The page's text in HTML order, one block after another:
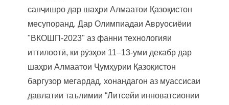
санҷишро дар шаҳри Алмаатои Қазоқистон
месупоранд. Дар Олимпиадаи Авруосиёии
"ВКОШП-2023" аз фанни технологияи
иттилоотӣ, ки рӯзҳои 11–13-уми декабр дар
шаҳри Алмаатои Ҷумҳурии Қазоқистон
баргузор мегардад, хонандагон аз муассисаи
давлатии таълимии “Литсейи инноватсионии